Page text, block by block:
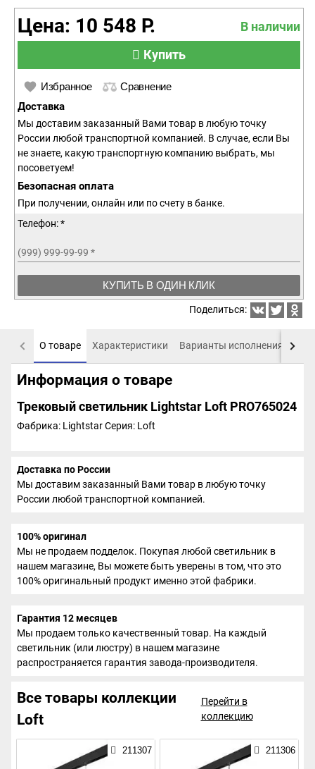
Цена: 10 548 Р.
В наличии
Купить
Избранное Сравнение
Доставка
Мы доставим заказанный Вами товар в любую точку
России любой транспортной компанией. В случае, если Вы
не знаете, какую транспортную компанию выбрать, мы
посоветуем!
Безопасная оплата
При получении, онлайн или по счету в банке.
Телефон: *
(999) 999-99-99 *
КУПИТЬ В ОДИН КЛИК
Поделиться:
О товаре Характеристики Варианты исполнения
Информация о товаре
Трековый светильник Lightstar Loft PRO765024
Фабрика: LightstarСерия: Loft
Доставка по России
Мы доставим заказанный Вами товар в любую точку
России любой транспортной компанией.
100% оригинал
Мы не продаем подделок. Покупая любой светильник в
нашем магазине, Вы можете быть уверены в том, что это
100% оригинальный продукт именно этой фабрики.
Гарантия 12 месяцев
Мы продаем только качественный товар. На каждый
светильник (или люстру) в нашем магазине
распространяется гарантия завода-производителя.
Все товары коллекции
Loft
Перейти в
коллекцию
211307 211306